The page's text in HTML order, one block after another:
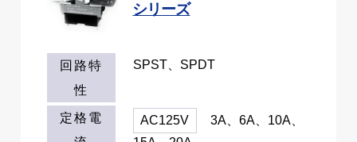
シリーズ
回路特
性
SPST、SPDT
定格電
AC125V
3A、6A、10A、